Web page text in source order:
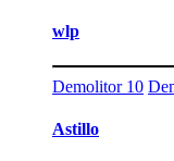
wlp
Demolitor 10
Astillo